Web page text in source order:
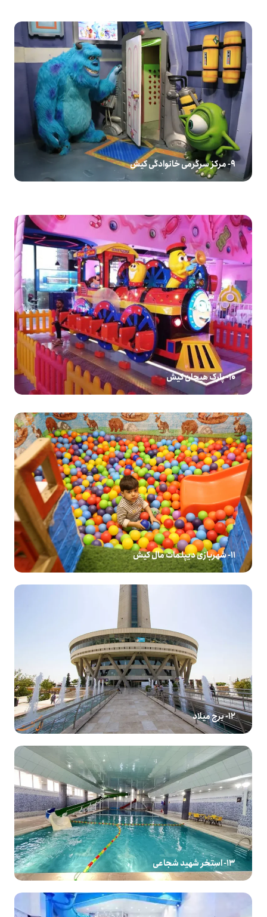
9- مرکز سرگرمی خانوادگی کیش
10- پارک هیجان کیش
11- شهربازی دیپلمات مال کیش
12- برج میلاد
13- استخر شهید شجاعی